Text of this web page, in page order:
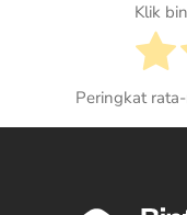
Klik
Peringkat